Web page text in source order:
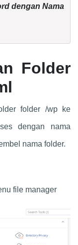
dengan Nama
Folder
folder /wp ke
dengan nama
nama folder.
file manager